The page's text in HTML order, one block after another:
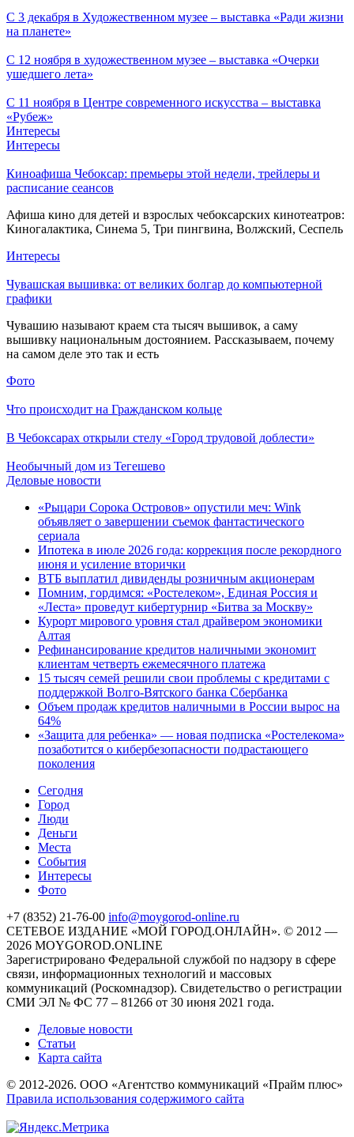
С 3 декабря в Художественном музее – выставка «Ради жизни
на планете»
С 12 ноября в художественном музее – выставка «Очерки
ушедшего лета»
С 11 ноября в Центре современного искусства – выставка
«Рубеж»
Интересы
Интересы
Киноафиша Чебоксар: премьеры этой недели, трейлеры и
расписание сеансов
Афиша кино для детей и взрослых чебоксарских кинотеатров:
Киногалактика, Синема 5, Три пингвина, Волжский, Сеспель
Интересы
Чувашская вышивка: от великих болгар до компьютерной
графики
Чувашию называют краем ста тысяч вышивок, а саму
вышивку национальным достоянием. Рассказываем, почему
на самом деле это так и есть
Фото
Что происходит на Гражданском кольце
В Чебоксарах открыли стелу «Город трудовой доблести»
Необычный дом из Тегешево
Деловые новости
«Рыцари Сорока Островов» опустили меч: Wink
объявляет о завершении съемок фантастического
сериала
Ипотека в июле 2026 года: коррекция после рекордного
июня и усиление вторички
ВТБ выплатил дивиденды розничным акционерам
Помним, гордимся: «Ростелеком», Единая Россия и
«Леста» проведут кибертурнир «Битва за Москву»
Курорт мирового уровня стал драйвером экономики
Алтая
Рефинансирование кредитов наличными экономит
клиентам четверть ежемесячного платежа
15 тысяч семей решили свои проблемы с кредитами с
поддержкой Волго-Вятского банка Сбербанка
Объем продаж кредитов наличными в России вырос на
64%
«Защита для ребенка» — новая подписка «Ростелекома»
позаботится о кибербезопасности подрастающего
поколения
Cегодня
Город
Люди
Деньги
Места
События
Интересы
Фото
+7 (8352) 21-76-00 info@moygorod-online.ru
СЕТЕВОЕ ИЗДАНИЕ «МОЙ ГОРОД.ОНЛАЙН». © 2012 —
2026 MOYGOROD.ONLINE
Зарегистрировано Федеральной службой по надзору в сфере
связи, информационных технологий и массовых
коммуникаций (Роскомнадзор). Свидетельство о регистрации
СМИ ЭЛ № ФС 77 – 81266 от 30 июня 2021 года.
Деловые новости
Статьи
Карта сайта
© 2012-2026. ООО «Агентство коммуникаций «Прайм плюс»
Правила использования содержимого сайта